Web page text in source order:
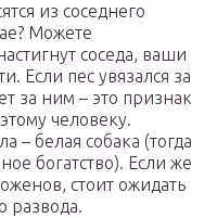
из соседнего
Можете
соседа, ваши
Если пес увязался за
за ним – это признак
человеку.
– белая собака (тогда
богатство). Если же
стоит ожидать
развода.